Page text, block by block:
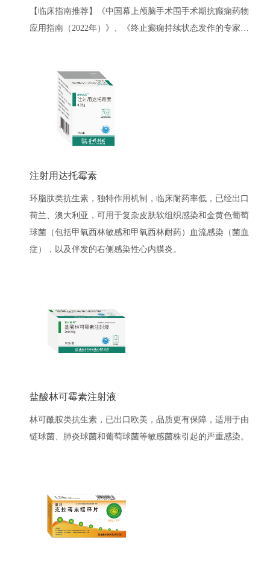
【临床指南推荐】《中国幕上颅脑手术围手术期抗癫痫药物
应用指南（2022年）》、《终止癫痫持续状态发作的专家共
【出口情况】美国、德国、荷兰、英国、西班牙、泰国、马
来西亚、加拿大、阿联酋"
注射用达托霉素
环脂肽类抗生素，独特作用机制，临床耐药率低，已经出口
荷兰、澳大利亚，可用于复杂皮肤软组织感染和金黄色葡萄
球菌（包括甲氧西林敏感和甲氧西林耐药）血流感染（菌血
症），以及伴发的右侧感染性心内膜炎。
盐酸林可霉素注射液
林可酰胺类抗生素，已出口欧美，品质更有保障，适用于由
链球菌、肺炎球菌和葡萄球菌等敏感菌株引起的严重感染。